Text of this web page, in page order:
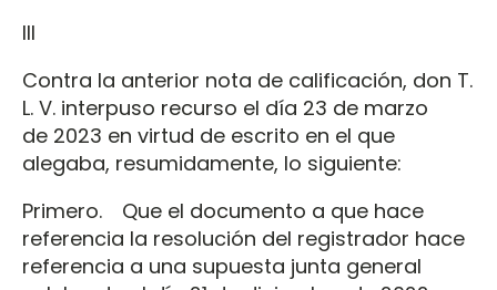
III
Contra la anterior nota de calificación, don T.
L. V. interpuso recurso el día 23 de marzo
de 2023 en virtud de escrito en el que
alegaba, resumidamente, lo siguiente:
Primero. Que el documento a que hace
referencia la resolución del registrador hace
referencia a una supuesta junta general